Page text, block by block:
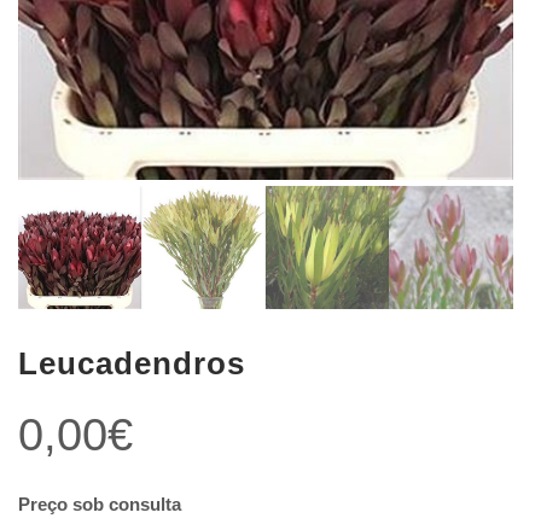
Leucadendros
0,00€
Preço sob consulta